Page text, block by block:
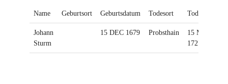
Name Geburtsort Geburtsdatum Todesort Todesdatum
Johann
Sturm
15 DEC 1679 Probsthain
15 MAY
1727